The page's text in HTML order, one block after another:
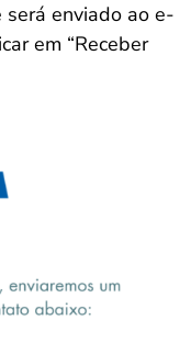
enviado ao e-
em “Receber